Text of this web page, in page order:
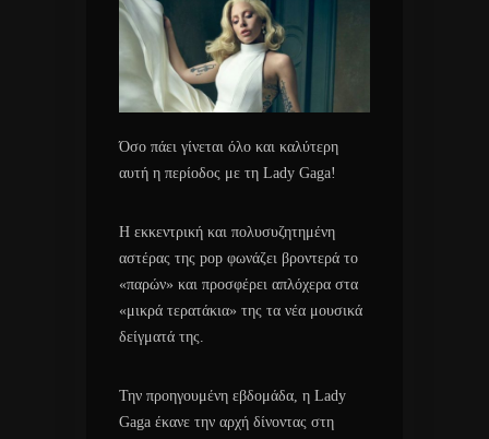
Όσο πάει γίνεται όλο και καλύτερη
αυτή η περίοδος με τη Lady Gaga!
Η εκκεντρική και πολυσυζητημένη
αστέρας της pop φωνάζει βροντερά το
«παρών» και προσφέρει απλόχερα στα
«μικρά τερατάκια» της τα νέα μουσικά
δείγματά της.
Την προηγουμένη εβδομάδα, η Lady
Gaga έκανε την αρχή δίνοντας στη